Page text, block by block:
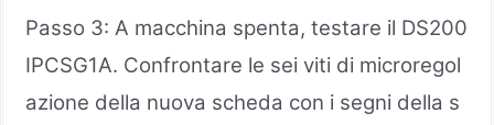
Passo 3: A macchina spenta, testare il DS200
IPCSG1A. Confrontare le sei viti di microregol
azione della nuova scheda con i segni della s